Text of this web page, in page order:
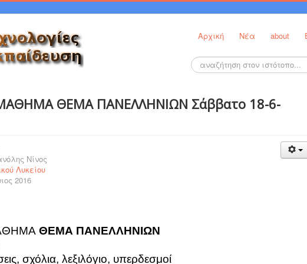
Αρχική Νέα about
Αναζήτηση...
ΜΑΘΗΜΑ ΘΕΜΑ ΠΑΝΕΛΛΗΝΙΩΝ Σάββατο 18-6-
Νίνος
Λυκείου
2016
ΘΕΜΑ ΠΑΝΕΛΛΗΝΙΩΝ
σχόλια, λεξιλόγιο, υπερδεσμοί